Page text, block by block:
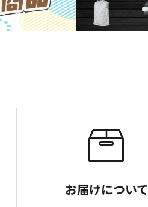
お届けについて